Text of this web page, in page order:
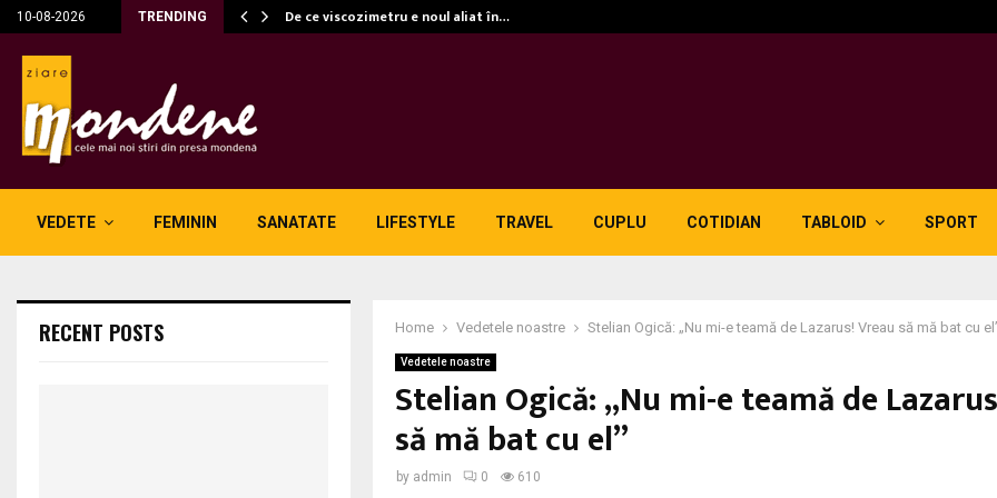
10-08-2026 TRENDING De ce viscozimetru e noul aliat în…
VEDETE FEMININ SANATATE LIFESTYLE TRAVEL CUPLU COTIDIAN TABLOID SPORT
Home Vedetele noastre Stelian Ogică: „Nu mi-e teamă de Lazarus! Vreau să mă bat cu
Vedetele noastre
Stelian Ogică: „Nu mi-e teamă de
să mă bat cu el”
by admin 0 610
RECENT POSTS